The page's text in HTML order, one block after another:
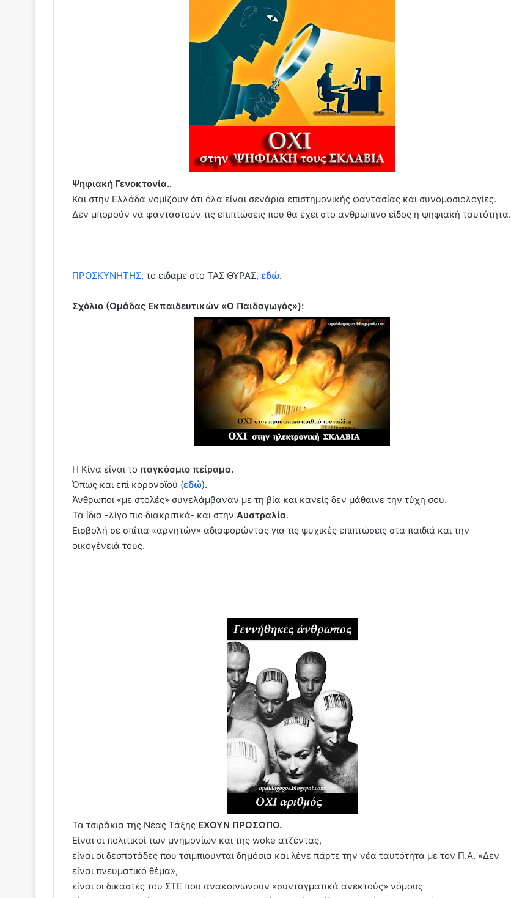
Ψηφιακή Γενοκτονία..
Και στην Ελλάδα νομίζουν ότι όλα είναι σενάρια επιστημονικής φαντασίας και συνομοσιολογίες.
Δεν μπορούν να φανταστούν τις επιπτώσεις που θα έχει στο ανθρώπινο είδος η ψηφιακή ταυτότητα.
ΠΡΟΣΚΥΝΗΤΗΣ, το ειδαμε στο ΤΑΣ ΘΥΡΑΣ, εδώ.
Σχόλιο (Ομάδας Εκπαιδευτικών «Ο Παιδαγωγός»):
Η Κίνα είναι το παγκόσμιο πείραμα.
Όπως και επί κορονοϊού (εδώ).
Άνθρωποι «με στολές» συνελάμβαναν με τη βία και κανείς δεν μάθαινε την τύχη σου.
Τα ίδια -λίγο πιο διακριτικά- και στην Αυστραλία.
Εισβολή σε σπίτια «αρνητών» αδιαφορώντας για τις ψυχικές επιπτώσεις στα παιδιά και την
οικογένειά τους.
Τα τσιράκια της Νέας Τάξης ΕΧΟΥΝ ΠΡΟΣΩΠΟ.
Είναι οι πολιτικοί των μνημονίων και της woke ατζέντας,
είναι οι δεσποτάδες που τσιμπιούνται δημόσια και λένε πάρτε την νέα ταυτότητα με τον Π.Α. «Δεν
είναι πνευματικό θέμα»,
είναι οι δικαστές του ΣΤΕ που ανακοινώνουν «συνταγματικά ανεκτούς» νόμους